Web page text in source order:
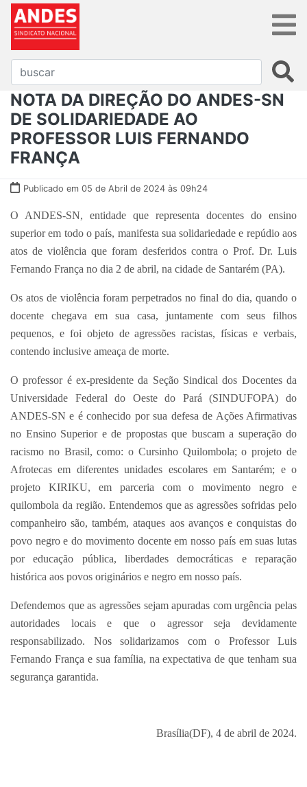
NOTA DA DIREÇÃO DO ANDES-SN
DE SOLIDARIEDADE AO
PROFESSOR LUIS FERNANDO
FRANÇA
Publicado em 05 de Abril de 2024 às 09h24
O ANDES-SN, entidade que representa docentes do ensino
superior em todo o país, manifesta sua solidariedade e repúdio aos
atos de violência que foram desferidos contra o Prof. Dr. Luis
Fernando França no dia 2 de abril, na cidade de Santarém (PA).
Os atos de violência foram perpetrados no final do dia, quando o
docente chegava em sua casa, juntamente com seus filhos
pequenos, e foi objeto de agressões racistas, físicas e verbais,
contendo inclusive ameaça de morte.
O professor é ex-presidente da Seção Sindical dos Docentes da
Universidade Federal do Oeste do Pará (SINDUFOPA) do
ANDES-SN e é conhecido por sua defesa de Ações Afirmativas
no Ensino Superior e de propostas que buscam a superação do
racismo no Brasil, como: o Cursinho Quilombola; o projeto de
Afrotecas em diferentes unidades escolares em Santarém; e o
projeto KIRIKU, em parceria com o movimento negro e
quilombola da região. Entendemos que as agressões sofridas pelo
companheiro são, também, ataques aos avanços e conquistas do
povo negro e do movimento docente em nosso país em suas lutas
por educação pública, liberdades democráticas e reparação
histórica aos povos originários e negro em nosso país.
Defendemos que as agressões sejam apuradas com urgência pelas
autoridades locais e que o agressor seja devidamente
responsabilizado. Nos solidarizamos com o Professor Luis
Fernando França e sua família, na expectativa de que tenham sua
segurança garantida.
Brasília(DF), 4 de abril de 2024.